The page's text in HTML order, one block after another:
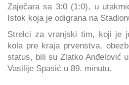
Zaječara sa 3:0 (1:0), u
Istok koja je odigrana na
Strelci za vranjski tim, koji je
kola pre kraja prvenstva,
status, bili su Zlatko Anđelović
Vasilije Spasić u 89. minutu.